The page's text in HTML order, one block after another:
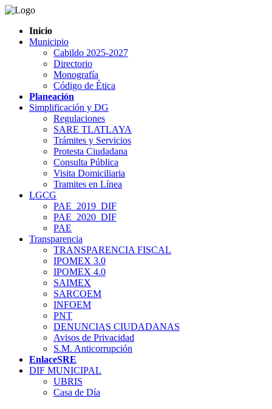
Inicio
Municipio
Cabildo 2025-2027
Directorio
Monografía
Código de Ética
Planeación
Simplificación y DG
Regulaciones
SARE TLATLAYA
Trámites y Servicios
Protesta Ciudadana
Consulta Pública
Visita Domiciliaria
Tramites en Línea
LGCG
PAE_2019_DIF
PAE_2020_DIF
PAE
Transparencia
TRANSPARENCIA FISCAL
IPOMEX 3.0
IPOMEX 4.0
SAIMEX
SARCOEM
INFOEM
PNT
DENUNCIAS CIUDADANAS
Avisos de Privacidad
S.M. Anticorrupción
EnlaceSRE
DIF MUNICIPAL
UBRIS
Casa de Día